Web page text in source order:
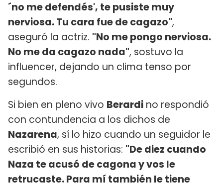
´no me defendés', te pusiste muy
nerviosa. Tu cara fue de cagazo",
aseguró la actriz. "No me pongo nerviosa.
No me da cagazo nada", sostuvo la
influencer, dejando un clima tenso por
segundos.
Si bien en pleno vivo Berardi no respondió
con contundencia a los dichos de
Nazarena, sí lo hizo cuando un seguidor le
escribió en sus historias: "De diez cuando
Naza te acusó de cagona y vos le
retrucaste. Para mí también le tiene